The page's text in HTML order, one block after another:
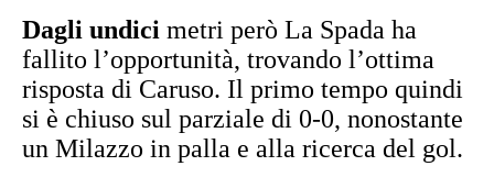
Dagli undici metri però La Spada ha
fallito l’opportunità, trovando l’ottima
risposta di Caruso. Il primo tempo quindi
si è chiuso sul parziale di 0-0, nonostante
un Milazzo in palla e alla ricerca del gol.